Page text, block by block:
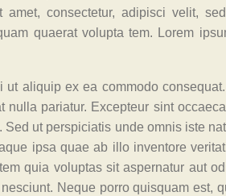
consectetur, adipisci velit,
quaerat volupta tem. Lorem
aliquip ex ea commodo
pariatur. Excepteur sint
ut perspiciatis unde omnis iste
ipsa quae ab illo inventore
quia voluptas sit aspernatur aut
Neque porro quisquam est,